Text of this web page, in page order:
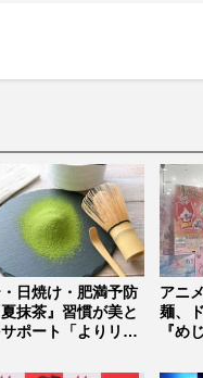
日焼け・肥満予防
抹茶』習慣が美と
ポート「よりリラ
アニ
麺、
『め